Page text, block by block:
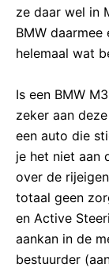
ze daar wel in
BMW
helemaal wat
Is een BMW
zeker aan
een auto die
je het niet aan
over de
totaal geen
en Active
aankan in de
bestuurder